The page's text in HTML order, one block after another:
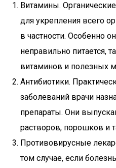
Витамины.
для укрепления всего
в частности. Особенно
неправильно питается,
витаминов и полезных
Антибиотики.
заболеваний врачи
препараты. Они
растворов, порошков и
Противовирусные
том случае, если